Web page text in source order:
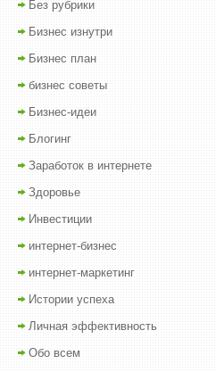
Без рубрики
Бизнес изнутри
Бизнес план
бизнес советы
Бизнес-идеи
Блогинг
Заработок в интернете
Здоровье
Инвестиции
интернет-бизнес
интернет-маркетинг
Истории успеха
Личная эффективность
Обо всем